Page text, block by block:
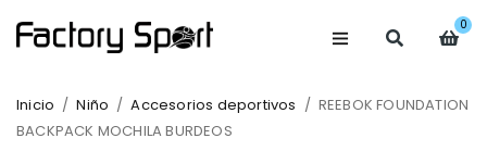
0
Inicio / Niño / Accesorios deportivos / REEBOK FOUNDATION
BACKPACK MOCHILA BURDEOS